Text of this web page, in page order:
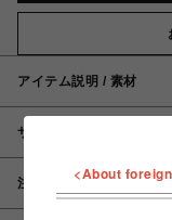
アイテム説明 / 素材
サイズ
注意事項 <About